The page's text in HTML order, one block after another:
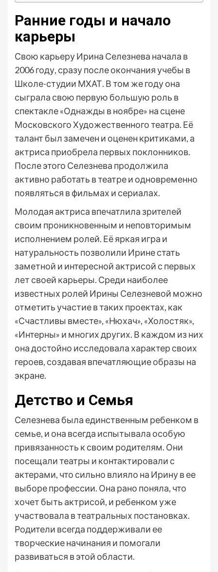
Ранние годы и начало
карьеры
Свою карьеру Ирина Селезнева начала в
2006 году, сразу после окончания учебы в
Школе-студии МХАТ. В том же году она
сыграла свою первую большую роль в
спектакле «Однажды в ноябре» на сцене
Московского Художественного театра. Её
талант был замечен и оценен критиками, а
актриса приобрела первых поклонников.
После этого Селезнева продолжила
активно работать в театре и одновременно
появляться в фильмах и сериалах.
Молодая актриса впечатлила зрителей
своим проникновенным и неповторимым
исполнением ролей. Её яркая игра и
натуральность позволили Ирине стать
заметной и интересной актрисой с первых
лет своей карьеры. Среди наиболее
известных ролей Ирины Селезневой можно
отметить участие в таких проектах, как
«Счастливы вместе», «Нюхач», «Холостяк»,
«Интерны» и многих других. В каждом из них
она достойно исследовала характер своих
героев, создавая впечатляющие образы на
экране.
Детство и Семья
Селезнева была единственным ребенком в
семье, и она всегда испытывала особую
привязанность к своим родителям. Они
посещали театры и контактировали с
актерами, что сильно влияло на Ирину в ее
выборе профессии. Она рано поняла, что
хочет быть актрисой, и ребенком уже
участвовала в театральных постановках.
Родители всегда поддерживали ее
творческие начинания и помогали
развиваться в этой области.